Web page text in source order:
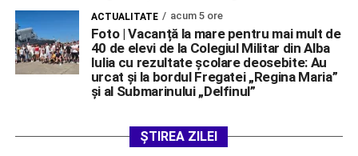
ACTUALITATE acum 5 ore
Foto | Vacanță la mare pentru mai mult de
40 de elevi de la Colegiul Militar din Alba
Iulia cu rezultate școlare deosebite: Au
urcat și la bordul Fregatei „Regina Maria”
și al Submarinului „Delfinul”
ȘTIREA ZILEI